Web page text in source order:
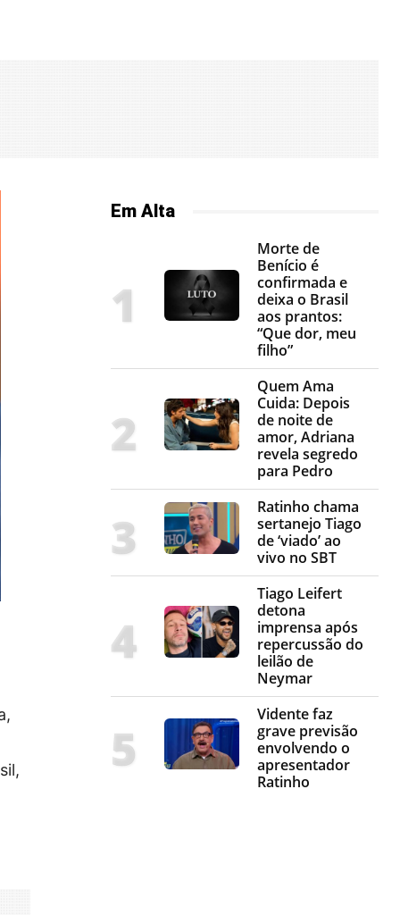
Em Alta
Morte de
Benício é
confirmada e
deixa o Brasil
aos prantos:
“Que dor, meu
filho”
Quem Ama
Cuida: Depois
de noite de
amor, Adriana
revela segredo
para Pedro
Ratinho chama
sertanejo Tiago
de ‘viado’ ao
vivo no SBT
Tiago Leifert
detona
imprensa após
repercussão do
leilão de
Neymar
Vidente faz
grave previsão
envolvendo o
apresentador
Ratinho